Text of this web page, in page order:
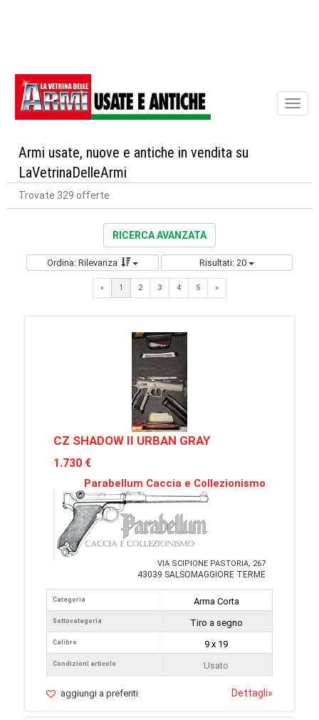
Armi usate, nuove e antiche in vendita su
LaVetrinaDelleArmi
Trovate 329 offerte
RICERCA AVANZATA
Ordina: Rilevanza Risultati: 20
« 1 2 3 4 5 »Next
CZ SHADOW II URBAN GRAY
1.730 €
Parabellum Caccia e Collezionismo
VIA SCIPIONE PASTORIA, 267
43039 SALSOMAGGIORE TERME
Categoria
Sottocategoria
Calibro
Condizioni articolo
Arma Corta
Tiro a segno
9 x 19
Usato
aggiungi a preferiti Dettagli»